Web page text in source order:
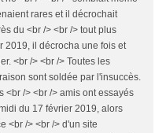
rares et il décrochait
du <br /> <br /> tout plus
2019, il décrocha une fois et
<br /> <br /> Toutes les
sont soldée par l'insuccès.
<br /> <br /> amis ont essayés
du 17 février 2019, alors
<br /> <br /> d'un site